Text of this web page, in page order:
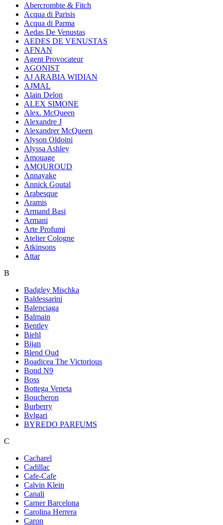
Abercrombie & Fitch
Acqua di Parisis
Acqua di Parma
Aedas De Venustas
AEDES DE VENUSTAS
AFNAN
Agent Provocateur
AGONIST
AJ ARABIA WIDIAN
AJMAL
Alain Delon
ALEX SIMONE
Alex. McQueen
Alexandre J
Alexandrer McQueen
Alyson Oldoini
Alyssa Ashley
Amouage
AMOUROUD
Annayake
Annick Goutal
Arabesque
Aramis
Armand Basi
Armani
Arte Profumi
Atelier Cologne
Atkinsons
Attar
B
Badgley Mischka
Baldessarini
Balenciaga
Balmain
Bentley
Biehl
Bijan
Blend Oud
Boadicea The Victorious
Bond N9
Boss
Bottega Veneta
Boucheron
Burberry
Bvlgari
BYREDO PARFUMS
C
Cacharel
Cadillac
Cafe-Cafe
Calvin Klein
Canali
Carner Barcelona
Carolina Herrera
Caron